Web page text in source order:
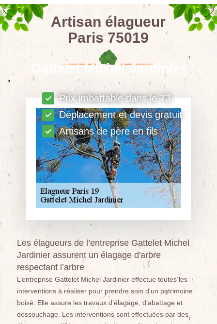
Gattelet Michel Jardinier
Prix imbattable dans le 73
Déplacement et devis gratuit
Artisans de père en fils
Artisan élagueur
Paris 75019
Les élagueurs de l’entreprise Gattelet Michel
Jardinier assurent un élagage d'arbre
respectant l’arbre
L’entreprise Gattelet Michel Jardinier effectue toutes les
interventions à réaliser pour prendre soin d’un patrimoine
boisé. Elle assure les travaux d’élagage, d’abattage et
dessouchage. Les interventions sont effectuées par des